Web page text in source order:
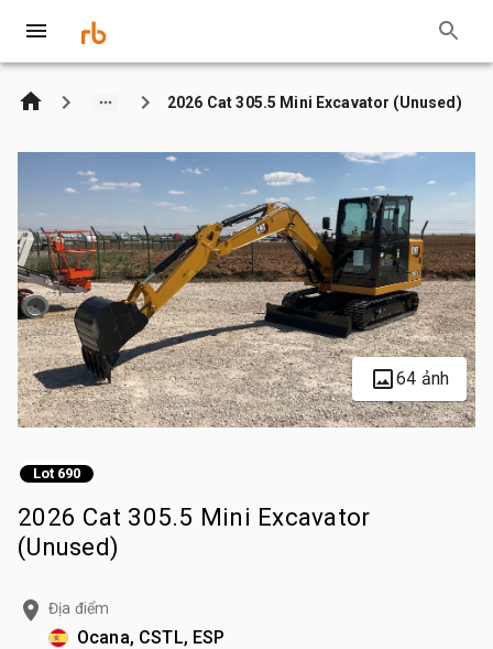
2026 Cat 305.5 Mini Excavator (Unused)
64 ảnh
Lot 690
2026 Cat 305.5 Mini Excavator
(Unused)
Địa điểm
Ocana, CSTL, ESP